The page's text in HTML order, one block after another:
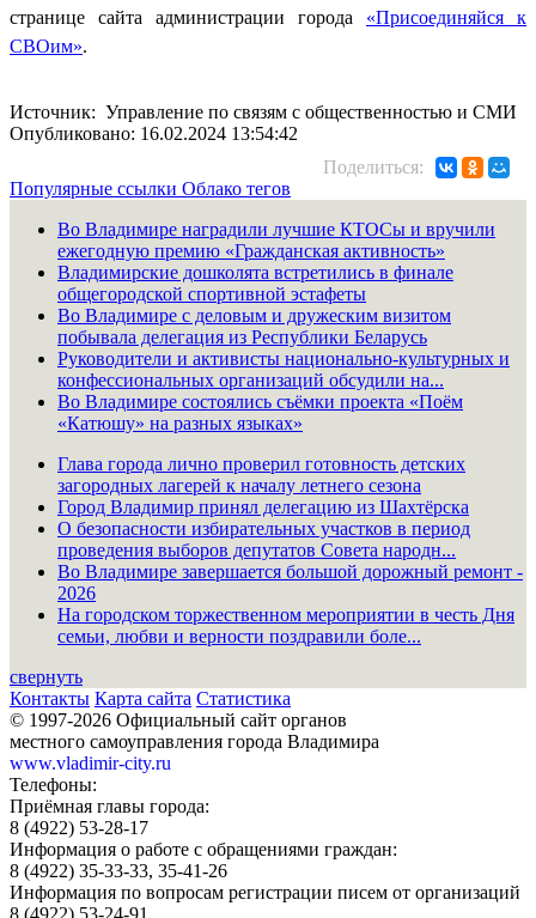
странице сайта администрации города «Присоединяйся к
СВОим».
Источник: Управление по связям с общественностью и СМИ
Опубликовано: 16.02.2024 13:54:42
Поделиться:
Популярные ссылки Облако тегов
Во Владимире наградили лучшие КТОСы и вручили
ежегодную премию «Гражданская активность»
Владимирские дошколята встретились в финале
общегородской спортивной эстафеты
Во Владимире с деловым и дружеским визитом
побывала делегация из Республики Беларусь
Руководители и активисты национально-культурных и
конфессиональных организаций обсудили на...
Во Владимире состоялись съёмки проекта «Поём
«Катюшу» на разных языках»
Глава города лично проверил готовность детских
загородных лагерей к началу летнего сезона
Город Владимир принял делегацию из Шахтёрска
О безопасности избирательных участков в период
проведения выборов депутатов Совета народн...
Во Владимире завершается большой дорожный ремонт -
2026
На городском торжественном мероприятии в честь Дня
семьи, любви и верности поздравили боле...
свернуть
Контакты Карта сайта Статистика
© 1997-2026 Официальный сайт органов
местного самоуправления города Владимира
www.vladimir-city.ru
Телефоны:
Приёмная главы города:
8 (4922) 53-28-17
Информация о работе с обращениями граждан:
8 (4922) 35-33-33, 35-41-26
Информация по вопросам регистрации писем от организаций
8 (4922) 53-24-91